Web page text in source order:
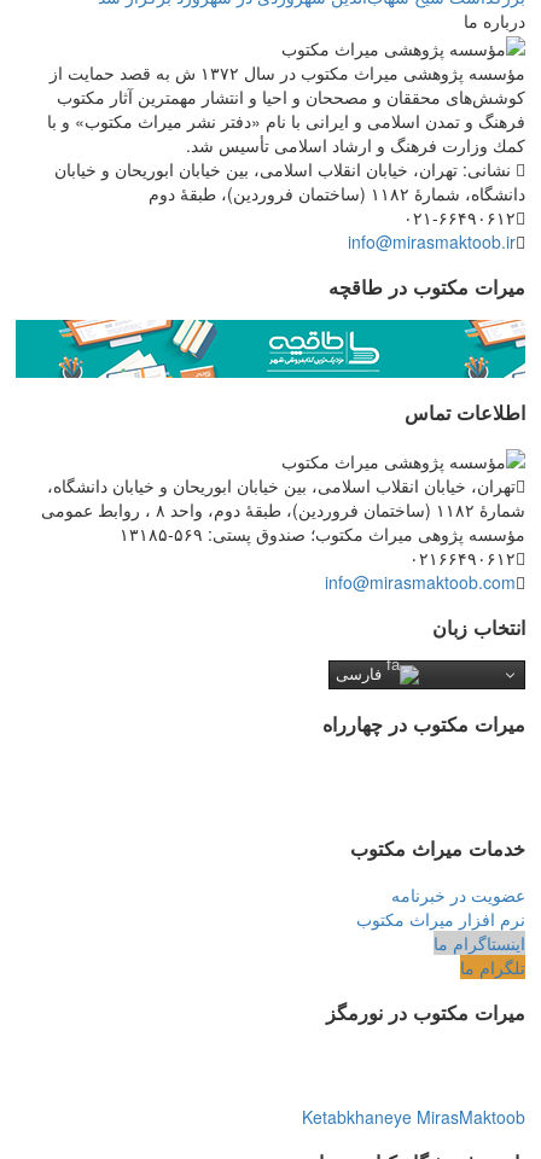
درباره ما
مؤسسه پژوهشی میراث مكتوب در سال ۱۳۷۲ ش به قصد حمایت از
كوشش‌های محققان و مصححان و احیا و انتشار مهمترین آثار مكتوب
فرهنگ و تمدن اسلامی و ایرانی با نام «دفتر نشر میراث مكتوب» و با
كمك وزارت فرهنگ و ارشاد اسلامی تأسیس شد.
نشانی: تهران، خیابان انقلاب اسلامی، بین خیابان ابوریحان و خیابان
دانشگاه، شمارۀ ۱۱۸۲ (ساختمان فروردین)، طبقۀ دوم
۰۲۱-۶۶۴۹۰۶۱۲
info@mirasmaktoob.ir
میرات مکتوب در طاقچه
اطلاعات تماس
تهران، خیابان انقلاب اسلامی، بین خیابان ابوریحان و خیابان دانشگاه،
شمارۀ ۱۱۸۲ (ساختمان فروردین)، طبقۀ دوم، واحد ۸ ، روابط عمومی
مؤسسه پژوهی میراث مکتوب؛ صندوق پستی: ۵۶۹-۱۳۱۸۵
۰۲۱۶۶۴۹۰۶۱۲
info@mirasmaktoob.com
انتخاب زبان
فارسی
میرات مکتوب در چهارراه
خدمات میراث مکتوب
عضویت در خبرنامه
نرم افزار میراث مکتوب
اینستاگرام ما
تلگرام ما
میرات مکتوب در نورمگز
Ketabkhaneye MirasMaktoob